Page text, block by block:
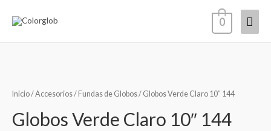
0
Inicio/Accesorios/ Fundas de Globos/ Globos Verde Claro 10″ 144
Globos Verde Claro 10″ 144